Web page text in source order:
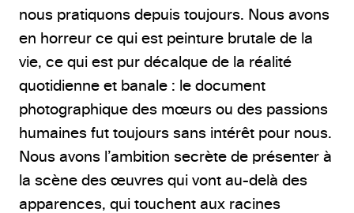
nous pratiquons depuis toujours. Nous avons
en horreur ce qui est peinture brutale de la
vie, ce qui est pur décalque de la réalité
quotidienne et banale : le document
photographique des mœurs ou des passions
humaines fut toujours sans intérêt pour nous.
Nous avons l’ambition secrète de présenter à
la scène des œuvres qui vont au-delà des
apparences, qui touchent aux racines